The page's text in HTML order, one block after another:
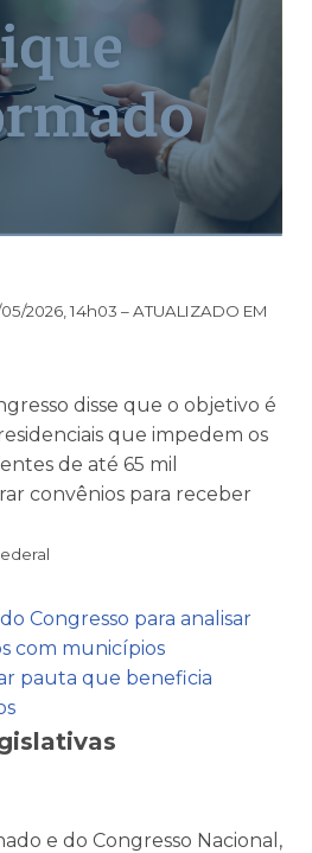
2026, 14h03 – ATUALIZADO EM
disse que o objetivo é
que impedem os
de até 65 mil
convênios para receber
Congresso para analisar
com municípios
pauta que beneficia
e do Congresso Nacional,